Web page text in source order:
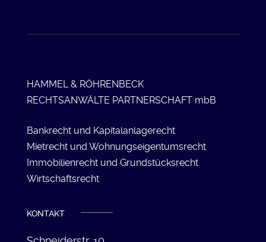
HAMMEL & RÖHRENBECK
RECHTSANWÄLTE PARTNERSCHAFT mbB
Bankrecht und Kapitalanlagerecht
Mietrecht und Wohnungseigentumsrecht
Immobilienrecht und Grundstücksrecht
Wirtschaftsrecht
KONTAKT